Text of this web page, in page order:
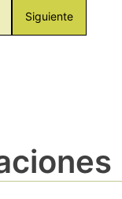
Siguiente